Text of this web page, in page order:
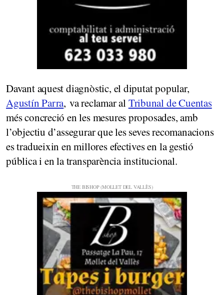
Davant aquest diagnòstic, el diputat popular,
Agustín Parra, va reclamar alTribunal de Cuentas
més concreció en les mesures proposades, amb
l’objectiu d’assegurar que les seves recomanacions
es tradueixin en millores efectives en la gestió
pública i en la transparència institucional.